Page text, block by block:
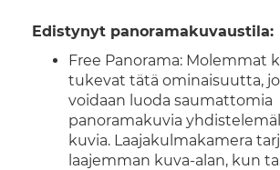
Edistynyt panoramakuvaustila:
Free Panorama: Molemmat
tukevat tätä ominaisuutta,
voidaan luoda saumattomia
panoramakuvia
kuvia. Laajakulmakamera
laajemman kuva-alan, kun